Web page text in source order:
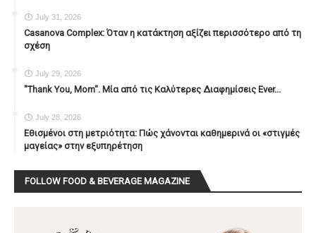
July 31, 2026
Casanova Complex: Όταν η κατάκτηση αξίζει περισσότερο από τη
σχέση
July 29, 2026
"Thank You, Mοm". Μία από τις Καλύτερες Διαφημίσεις Ever...
July 28, 2026
Εθισμένοι στη μετριότητα: Πώς χάνονται καθημερινά οι «στιγμές
μαγείας» στην εξυπηρέτηση
FOLLOW FOOD & BEVERAGE MAGAZINE